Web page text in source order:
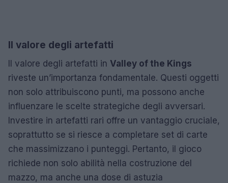
Il valore degli artefatti
Il valore degli artefatti in Valley of the Kings
riveste un’importanza fondamentale. Questi oggetti
non solo attribuiscono punti, ma possono anche
influenzare le scelte strategiche degli avversari.
Investire in artefatti rari offre un vantaggio cruciale,
soprattutto se si riesce a completare set di carte
che massimizzano i punteggi. Pertanto, il gioco
richiede non solo abilità nella costruzione del
mazzo, ma anche una dose di astuzia